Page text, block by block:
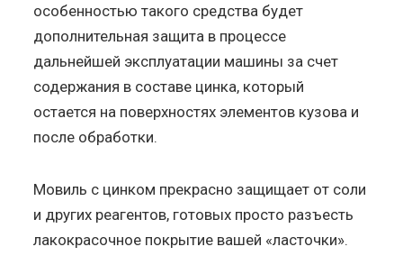
особенностью такого средства будет
дополнительная защита в процессе
дальнейшей эксплуатации машины за счет
содержания в составе цинка, который
остается на поверхностях элементов кузова и
после обработки.
Мовиль с цинком прекрасно защищает от соли
и других реагентов, готовых просто разъесть
лакокрасочное покрытие вашей «ласточки».